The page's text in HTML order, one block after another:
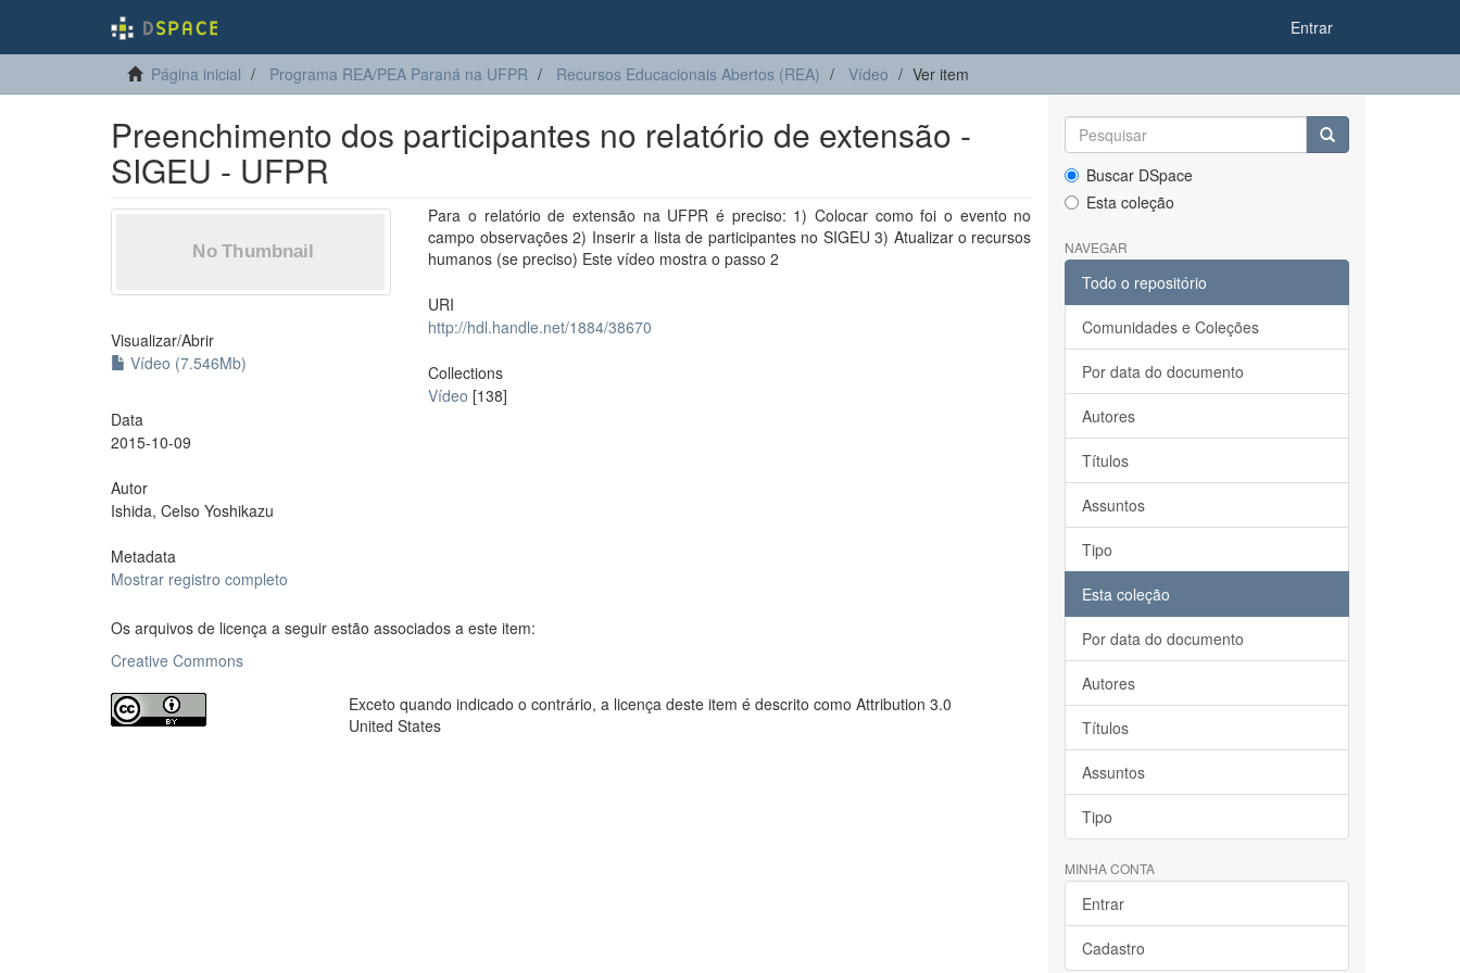
Entrar
Página inicial Programa REA/PEA Paraná na UFPR Recursos Educacionais Abertos (REA) Vídeo Ver item
Preenchimento dos participantes no relatório de extensão -
SIGEU - UFPR
Visualizar/Abrir
Vídeo (7.546Mb)
Data
2015-10-09
Autor
Ishida, Celso Yoshikazu
Metadata
Mostrar registro completo
Para o relatório de extensão na UFPR é preciso: 1) Colocar como foi o evento no
campo observações 2) Inserir a lista de participantes no SIGEU 3) Atualizar o recursos
humanos (se preciso) Este vídeo mostra o passo 2
URI
http://hdl.handle.net/1884/38670
Collections
Vídeo [138]
Os arquivos de licença a seguir estão associados a este item:
Creative Commons
Exceto quando indicado o contrário, a licença deste item é descrito como Attribution 3.0
United States
Buscar DSpace
Esta coleção
NAVEGAR
Todo o repositório
Comunidades e Coleções
Por data do documento
Autores
Títulos
Assuntos
Tipo
Esta coleção
Por data do documento
Autores
Títulos
Assuntos
Tipo
MINHA CONTA
Entrar
Cadastro